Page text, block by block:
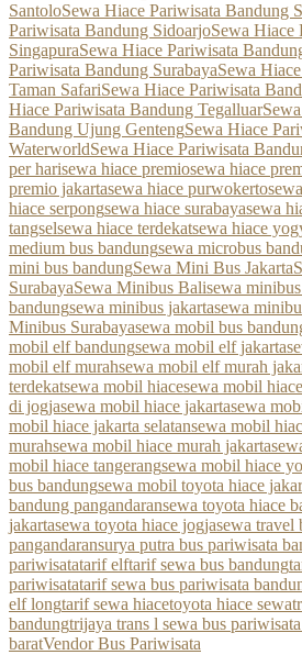
SantoloSewa Hiace Pariwisata Bandung
Pariwisata Bandung SidoarjoSewa Hiace
SingapuraSewa Hiace Pariwisata
Pariwisata Bandung SurabayaSewa
Taman SafariSewa Hiace Pariwisata
Hiace Pariwisata Bandung Tegalluar
Bandung Ujung GentengSewa Hiace
WaterworldSewa Hiace Pariwisata
per harisewa hiace premiosewa hiace
premio jakartasewa hiace purwokerto
hiace serpongsewa hiace surabayasewa
tangselsewa hiace terdekatsewa hiace
medium bus bandungsewa microbus
mini bus bandungSewa Mini Bus Jakarta
SurabayaSewa Minibus Balisewa
bandungsewa minibus jakartasewa
Minibus Surabayasewa mobil bus
mobil elf bandungsewa mobil elf jakarta
mobil elf murahsewa mobil elf murah
terdekatsewa mobil hiacesewa mobil
di jogjasewa mobil hiace jakartasewa
mobil hiace jakarta selatansewa mobil
murahsewa mobil hiace murah jakarta
mobil hiace tangerangsewa mobil hiace
bus bandungsewa mobil toyota hiace
bandung pangandaransewa toyota hiace
jakartasewa toyota hiace jogjasewa travel
pangandaransurya putra bus pariwisata
pariwisatatarif elftarif sewa bus bandung
pariwisatatarif sewa bus pariwisata
elf longtarif sewa hiacetoyota hiace sewa
bandungtrijaya trans l sewa bus
baratVendor Bus Pariwisata